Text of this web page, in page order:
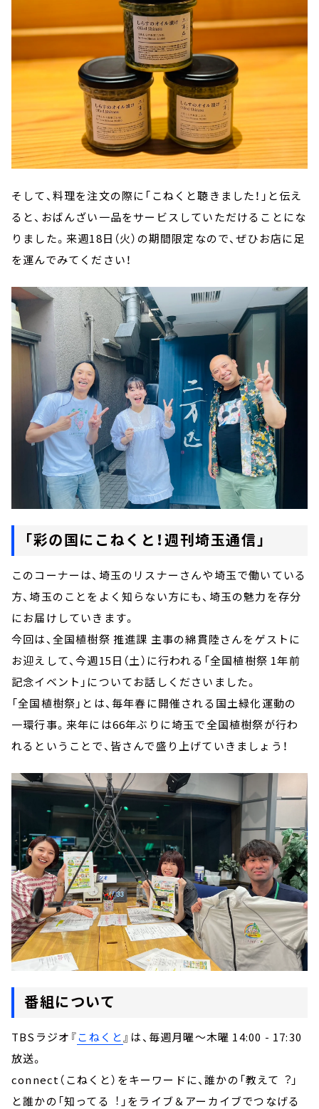
そして、料理を注文の際に「こねくと聴きました！」と伝え
ると、おばんざい一品をサービスしていただけることにな
りました。来週18日（火）の期間限定なので、ぜひお店に足
を運んでみてください！
「彩の国にこねくと！週刊埼玉通信」
このコーナーは、埼玉のリスナーさんや埼玉で働いている
方、埼玉のことをよく知らない方にも、埼玉の魅力を存分
にお届けしていきます。
今回は、全国植樹祭 推進課 主事の綿貫陸さんをゲストに
お迎えして、今週15日（土）に行われる「全国植樹祭 1年前
記念イベント」についてお話しくださいました。
「全国植樹祭」とは、毎年春に開催される国土緑化運動の
一環行事。来年には66年ぶりに埼玉で全国植樹祭が行わ
れるということで、皆さんで盛り上げていきましょう！
番組について
TBSラジオ『こねくと 』は、毎週月曜～木曜 14:00 - 17:30
放送。
connect（こねくと）をキーワードに、誰かの「教えて︖」
と誰かの「知ってる︕」をライブ＆アーカイブでつなげる